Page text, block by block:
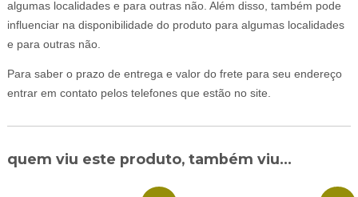
algumas localidades e para outras não. Além disso, também pode
influenciar na disponibilidade do produto para algumas localidades
e para outras não.
Para saber o prazo de entrega e valor do frete para seu endereço
entrar em contato pelos telefones que estão no site.
quem viu este produto, também viu...